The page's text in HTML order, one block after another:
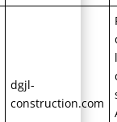
dgjl-
construction.com